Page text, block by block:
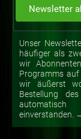
Unser
häufiger als
wir
Programms auf
wir äußerst
Bestellung
einverstanden.